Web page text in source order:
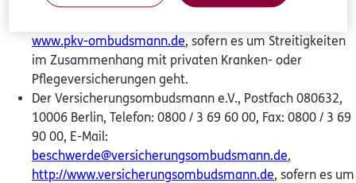
www.pkv-ombudsmann.de, sofern es um Streitigkeiten
im Zusammenhang mit privaten Kranken- oder
Pflegeversicherungen geht.
Der Versicherungsombudsmann e.V., Postfach 080632,
10006 Berlin, Telefon: 0800 / 3 69 60 00, Fax: 0800 / 3 69
90 00, E-Mail:
beschwerde@versicherungsombudsmann.de,
http://www.versicherungsombudsmann.de, sofern es um